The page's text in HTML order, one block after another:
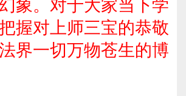
象。对于大家当下学
握对上师三宝的恭敬
界一切万物苍生的博